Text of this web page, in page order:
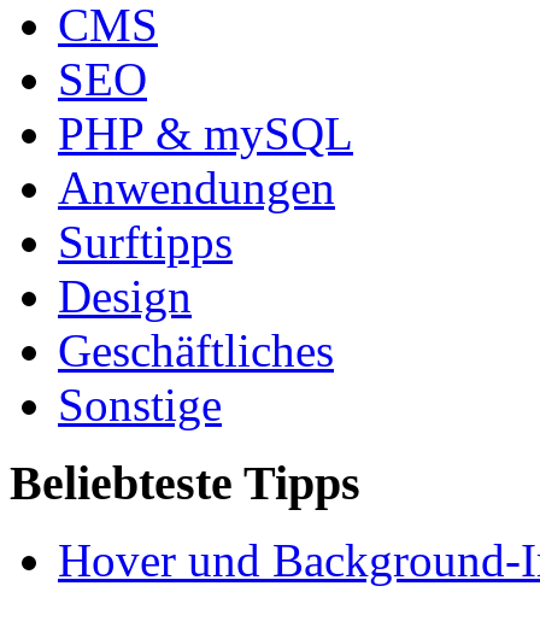
CMS
SEO
PHP & mySQL
Anwendungen
Surftipps
Design
Geschäftliches
Sonstige
Beliebteste Tipps
Hover und Background-